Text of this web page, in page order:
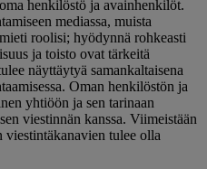
henkilöstö ja avainhenkilöt.
mediassa, muista
roolisi; hyödynnä rohkeasti
ja toisto ovat tärkeitä
näyttäytyä samankaltaisena
Oman henkilöstön ja
yhtiöön ja sen tarinaan
viestinnän kanssa. Viimeistään
viestintäkanavien tulee olla